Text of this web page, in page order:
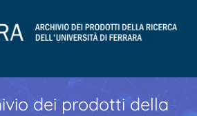
dei prodotti della